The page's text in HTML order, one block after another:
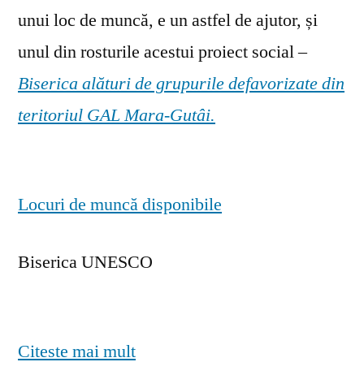
unui loc de muncă, e un astfel de ajutor, și
unul din rosturile acestui proiect social –
Biserica alături de grupurile defavorizate din
teritoriul GAL Mara-Gutâi.
Locuri de muncă disponibile
Biserica UNESCO
Citeste mai mult